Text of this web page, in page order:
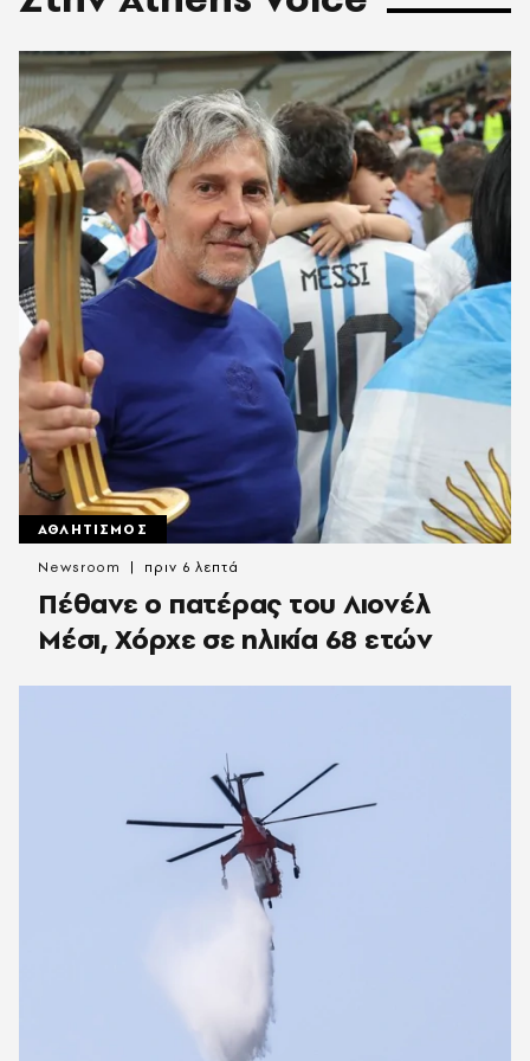
ΑΘΛΗΤΙΣΜΟΣ
Πέθανε ο πατέρας του Λιονέλ
Μέσι, Χόρχε σε ηλικία 68 ετών
Newsroom πριν 6 λεπτά